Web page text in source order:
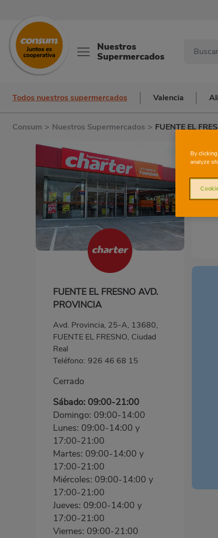
Nuestros
Supermercados
Todos nuestros supermercados Valencia
Consum > Nuestros Supermercados > FUENTE EL
FUENTE EL FRESNO AVD.
PROVINCIA
Avd. Provincia, 25-A, 13680,
FUENTE EL FRESNO, Ciudad
Real
Teléfono: 926 46 68 15
Cerrado
Sábado: 09:00-21:00
Domingo: 09:00-14:00
Lunes: 09:00-14:00 y
17:00-21:00
Martes: 09:00-14:00 y
17:00-21:00
Miércoles: 09:00-14:00 y
17:00-21:00
Jueves: 09:00-14:00 y
17:00-21:00
Viernes: 09:00-21:00
By
analyze